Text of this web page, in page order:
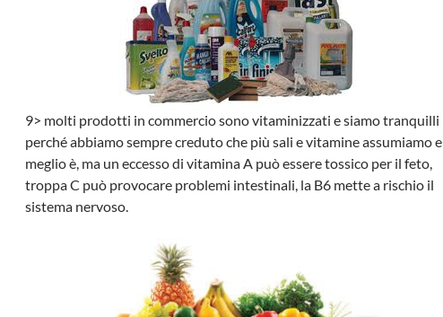
9> molti prodotti in commercio sono vitaminizzati e siamo tranquilli
perché abbiamo sempre creduto che più sali e vitamine assumiamo e
meglio è, ma un eccesso di vitamina A può essere tossico per il feto,
troppa C può provocare problemi intestinali, la B6 mette a rischio il
sistema nervoso.